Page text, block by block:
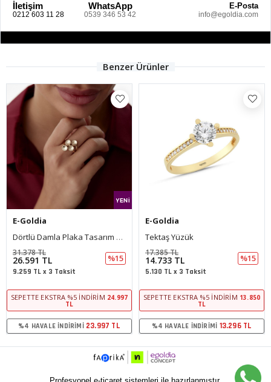
İletişim
0212 603 11 28
WhatsApp
0539 346 53 42
E-Posta
info@egoldia.com
Benzer Ürünler
E-Goldia
Dörtlü Damla Plaka Tasarım Üç Renk Yüzük
26.591 TL
31.378 TL
%15
9.259 TL x 3 Taksit
SEPETTE EKSTRA %5 İNDIRIM24.997
TL
%4 HAVALE İNDIRIMI23.997 TL
E-Goldia
Tektaş Yüzük
14.733 TL
17.385 TL
%15
5.130 TL x 3 Taksit
SEPETTE EKSTRA %5 İNDIRIM13.850
TL
%4 HAVALE İNDIRIMI13.296 TL